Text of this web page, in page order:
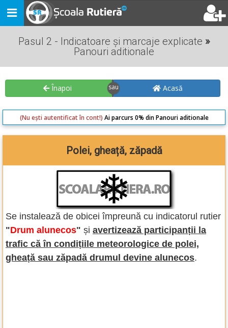
Toggle
navigation
Pasul 2 - Indicatoare și marcaje explicate »
Panouri aditionale
Înapoi Acasă
(Nu ești autentificat în cont!) Ai parcurs 0% din Panouri aditionale
Polei, gheață, zăpadă
Se instalează de obicei împreună cu indicatorul rutier
"Drum alunecos" și avertizează participanții la
trafic că în condițiile meteorologice de polei,
gheață sau zăpadă drumul devine alunecos.